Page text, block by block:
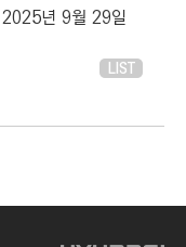
년 9월 29일
LIST